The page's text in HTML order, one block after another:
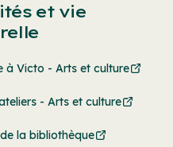
et vie
à Victo - Arts et culture
- Arts et culture
la bibliothèque